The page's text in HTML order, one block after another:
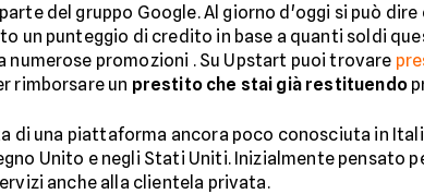
del gruppo Google. Al giorno d'oggi si può
un punteggio di credito in base a quanti soldi
promozioni . Su Upstart puoi trovare
rimborsare un prestito che stai già restituendo
di una piattaforma ancora poco conosciuta in
Unito e negli Stati Uniti. Inizialmente pensato
anche alla clientela privata.